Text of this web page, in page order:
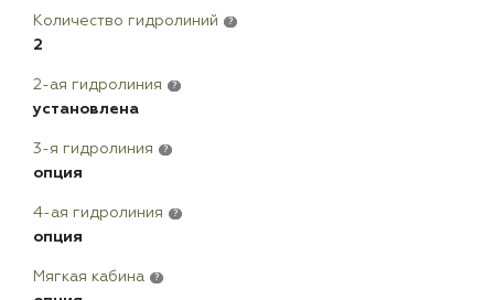
Количество гидролиний ?
2
2-ая гидролиния ?
установлена
3-я гидролиния ?
опция
4-ая гидролиния ?
опция
Мягкая кабина ?